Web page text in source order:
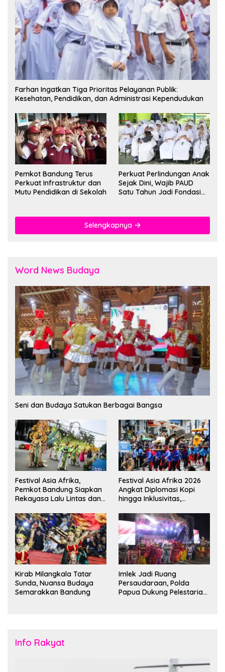
Farhan Ingatkan Tiga Prioritas Pelayanan Publik:
Kesehatan, Pendidikan, dan Administrasi Kependudukan
Pemkot Bandung Terus
Perkuat Infrastruktur dan
Mutu Pendidikan di Sekolah
Perkuat Perlindungan Anak
Sejak Dini, Wajib PAUD
Satu Tahun Jadi Fondasi
Selengkapnya
Word News Budaya
Seni dan Budaya Satukan Berbagai Bangsa
Festival Asia Afrika,
Pemkot Bandung Siapkan
Rekayasa Lalu Lintas dan
Festival Asia Afrika 2026
Angkat Diplomasi Kopi
hingga Inklusivitas,
Duta Besar
Kirab Milangkala Tatar
Sunda, Nuansa Budaya
Semarakkan Bandung
Imlek Jadi Ruang
Persaudaraan, Polda
Papua Dukung Pelestarian
Info Rakyat